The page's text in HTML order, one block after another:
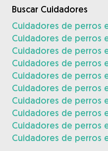
Buscar Cuidadores
Cuidadores de perros
Cuidadores de perros
Cuidadores de perros
Cuidadores de perros
Cuidadores de perros
Cuidadores de perros
Cuidadores de perros
Cuidadores de perros
Cuidadores de perros
Cuidadores de perros